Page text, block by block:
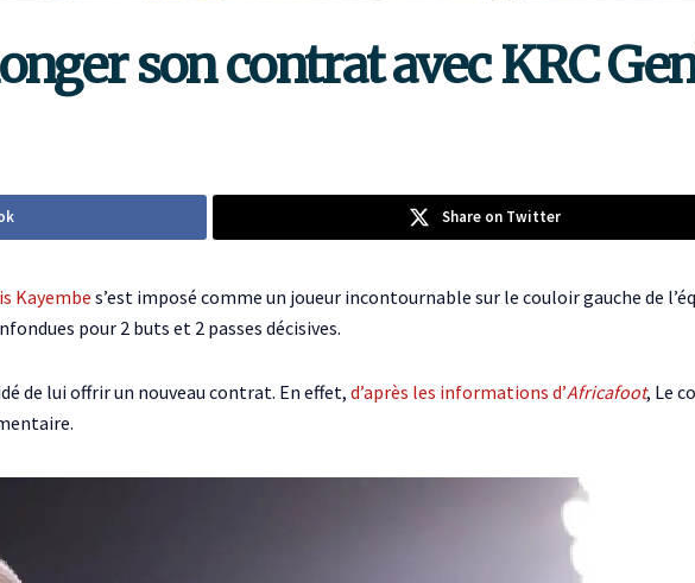
son contrat avec KRC
Share on Twitter
Kayembes’est imposé comme un joueur incontournable sur le couloir gauche de
pour 2 buts et 2 passes décisives.
de lui offrir un nouveau contrat. En effet, d’après les informations d’Africafoot, Le